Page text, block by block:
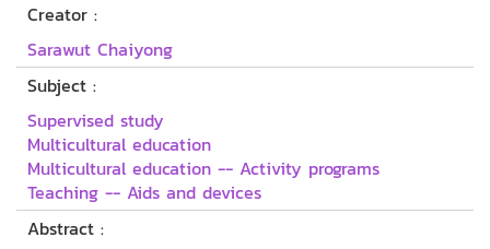
Creator :
Sarawut Chaiyong
Subject :
Supervised study
Multicultural education
Multicultural education -- Activity programs
Teaching -- Aids and devices
Abstract :